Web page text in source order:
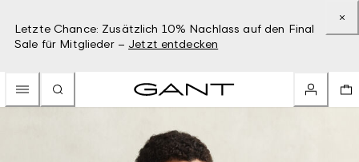
Letzte Chance: Zusätzlich 10% Nachlass auf den Final
Sale für Mitglieder – Jetzt entdecken